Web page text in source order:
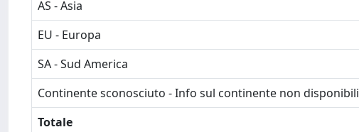
AS - Asia
EU - Europa
SA - Sud America
Continente sconosciuto - Info sul continente non disponibili
Totale